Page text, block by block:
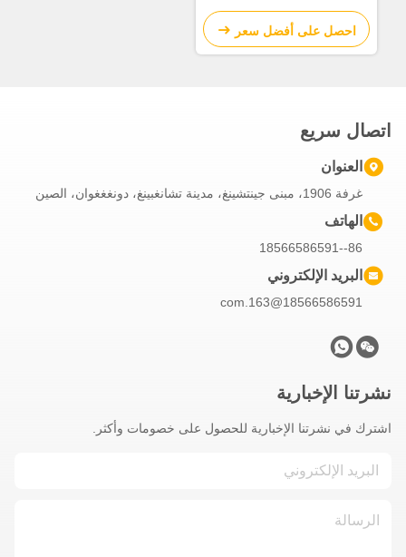
10 عجلات يدوية
احصل على أفضل سعر
اتصال سريع
العنوان
غرفة 1906، مبنى جينتشينغ، مدينة تشانغبينغ، دونغغغوان، الصين
الهاتف
86--18566586591
البريد الإلكتروني
18566586591@163.com
نشرتنا الإخبارية
اشترك في نشرتنا الإخبارية للحصول على خصومات وأكثر.